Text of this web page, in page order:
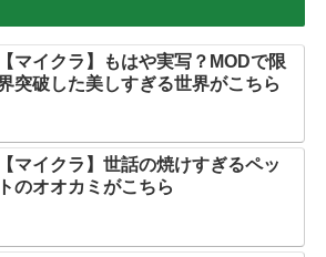
【マイクラ】もはや実写？MODで限
突破した美しすぎる世界がこちら
【マイクラ】世話の焼けすぎるペッ
トのオオカミがこちら